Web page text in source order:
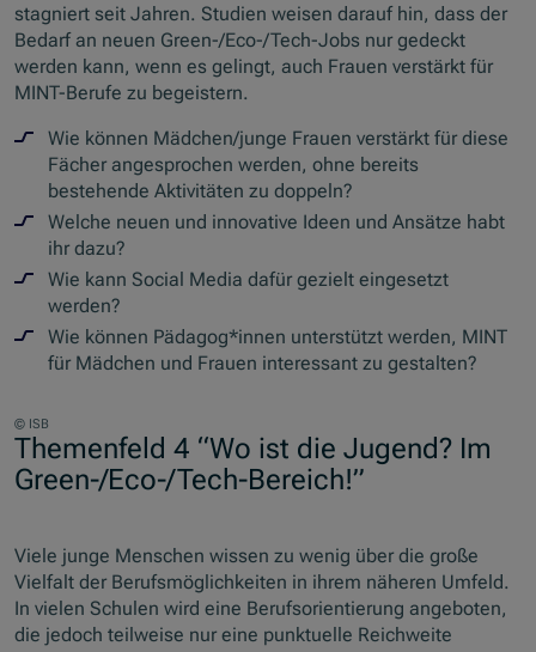
stagniert seit Jahren. Studien weisen darauf hin, dass der
Bedarf an neuen Green-/Eco-/Tech-Jobs nur gedeckt
werden kann, wenn es gelingt, auch Frauen verstärkt für
MINT-Berufe zu begeistern.
Wie können Mädchen/junge Frauen verstärkt für diese
Fächer angesprochen werden, ohne bereits
bestehende Aktivitäten zu doppeln?
Welche neuen und innovative Ideen und Ansätze habt
ihr dazu?
Wie kann Social Media dafür gezielt eingesetzt
werden?
Wie können Pädagog*innen unterstützt werden, MINT
für Mädchen und Frauen interessant zu gestalten?
© ISB
Themenfeld 4 “Wo ist die Jugend? Im
Green-/Eco-/Tech-Bereich!”
Viele junge Menschen wissen zu wenig über die große
Vielfalt der Berufsmöglichkeiten in ihrem näheren Umfeld.
In vielen Schulen wird eine Berufsorientierung angeboten,
die jedoch teilweise nur eine punktuelle Reichweite